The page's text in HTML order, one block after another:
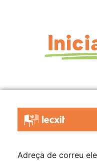
Adreça de correu